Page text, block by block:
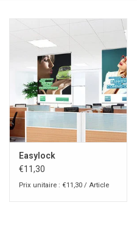
Easylock
€11,30
Prix unitaire : €11,30 / Article